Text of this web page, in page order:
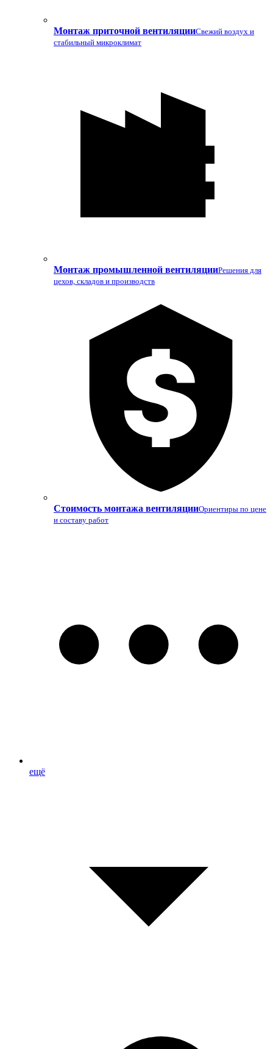
Монтаж приточной вентиляцииСвежий воздух и
стабильный микроклимат
Монтаж промышленной вентиляцииРешения для
цехов, складов и производств
Стоимость монтажа вентиляцииОриентиры по цене
и составу работ
ещё